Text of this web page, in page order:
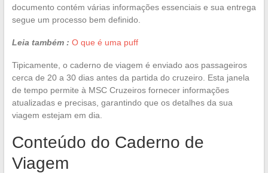
documento contém várias informações essenciais e sua entrega
segue um processo bem definido.
Leia também : O que é uma puff
Tipicamente, o caderno de viagem é enviado aos passageiros
cerca de 20 a 30 dias antes da partida do cruzeiro. Esta janela
de tempo permite à MSC Cruzeiros fornecer informações
atualizadas e precisas, garantindo que os detalhes da sua
viagem estejam em dia.
Conteúdo do Caderno de
Viagem